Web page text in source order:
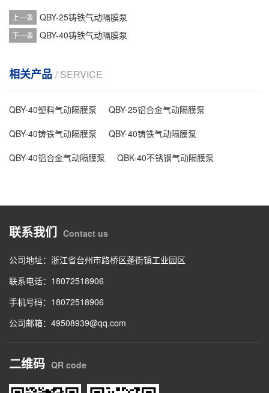
上一条 QBY-25铸铁气动隔膜泵
下一条 QBY-40铸铁气动隔膜泵
相关产品 / SERVICE
QBY-40塑料气动隔膜泵
QBY-25铝合金气动隔膜泵
QBY-40铸铁气动隔膜泵
QBY-40铸铁气动隔膜泵
QBY-40铝合金气动隔膜泵
QBK-40不锈钢气动隔膜泵
联系我们 Contact us
公司地址：浙江省台州市路桥区蓬街镇工业园区
联系电话：18072518906
手机号码：18072518906
公司邮箱：49508939@qq.com
二维码 QR code